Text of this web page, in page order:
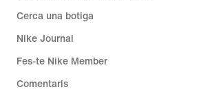
Cerca una botiga
Nike Journal
Fes-te Nike Member
Comentaris